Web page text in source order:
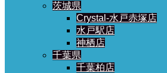
茨城県
Crystal-水戸赤塚店
水戸駅店
神栖店
千葉県
千葉柏店